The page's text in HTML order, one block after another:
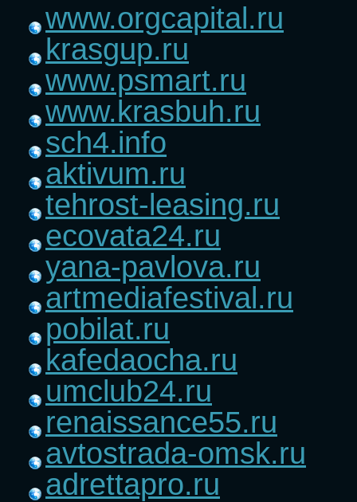
www.orgcapital.ru
krasgup.ru
www.psmart.ru
www.krasbuh.ru
sch4.info
aktivum.ru
tehrost-leasing.ru
ecovata24.ru
yana-pavlova.ru
artmediafestival.ru
pobilat.ru
kafedaocha.ru
umclub24.ru
renaissance55.ru
avtostrada-omsk.ru
adrettapro.ru